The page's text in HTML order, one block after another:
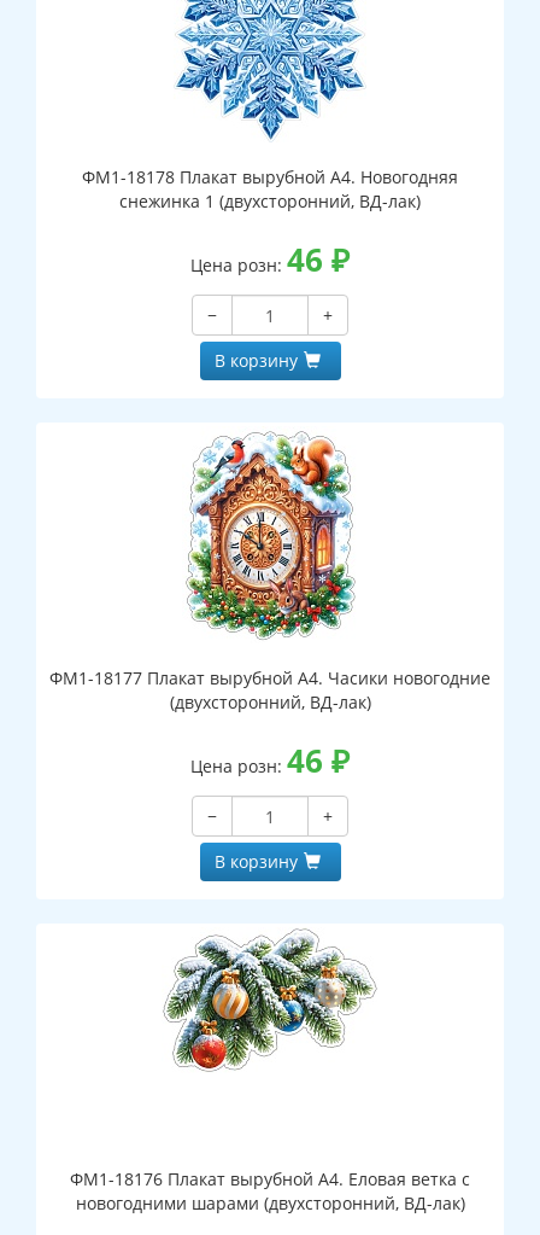
ФМ1-18178 Плакат вырубной А4. Новогодняя
снежинка 1 (двухсторонний, ВД-лак)
Цена розн: 46 ₽
−
+
В корзину
ФМ1-18177 Плакат вырубной А4. Часики новогодние
(двухсторонний, ВД-лак)
Цена розн: 46 ₽
−
+
В корзину
ФМ1-18176 Плакат вырубной А4. Еловая ветка с
новогодними шарами (двухсторонний, ВД-лак)